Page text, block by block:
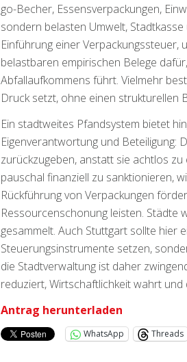
go-Becher, Essensverpackungen,
sondern belasten Umwelt,
Einführung einer Verpackungssteuer,
belastbaren empirischen Belege
Abfallaufkommens führt. Vielmehr
Druck setzt, ohne einen strukturellen
Ein stadtweites Pfandsystem bietet
Eigenverantwortung und Beteiligung:
zurückzugeben, anstatt sie achtlos
pauschal finanziell zu sanktionieren,
Rückführung von Verpackungen
Ressourcenschonung leisten. Städte
gesammelt. Auch Stuttgart sollte hier
Steuerungsinstrumente setzen,
die Stadtverwaltung ist daher
reduziert, Wirtschaftlichkeit wahrt
Antrag herunterladen
WhatsApp Threads